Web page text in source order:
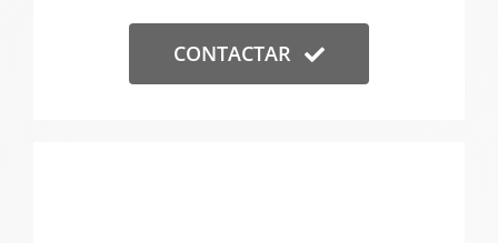
CONTACTAR